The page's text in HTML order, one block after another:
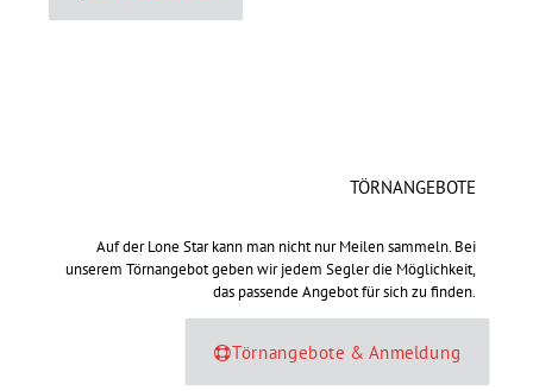
TÖRNANGEBOTE
Auf der Lone Star kann man nicht nur Meilen sammeln. Bei
unserem Törnangebot geben wir jedem Segler die Möglichkeit,
das passende Angebot für sich zu finden.
Törnangebote & Anmeldung